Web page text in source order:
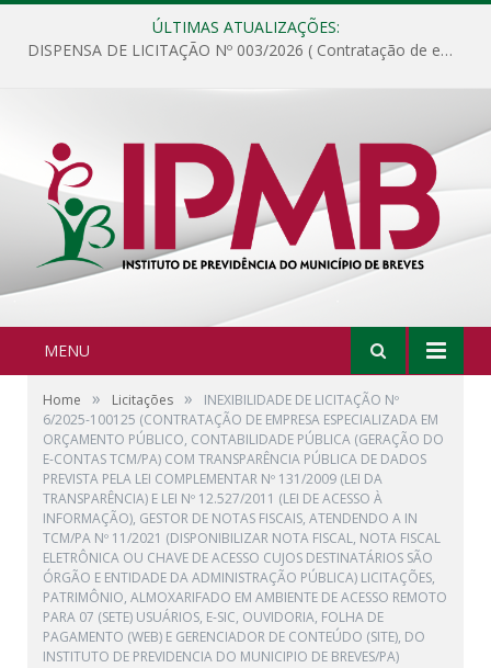
ÚLTIMAS ATUALIZAÇÕES:
DISPENSA DE LICITAÇÃO Nº 003/2026 ( Contratação de empresa para fornecimento de gêneros alimentícios não perecíveis, materiais de expediente, descartáveis, copa e cozinha, para análise e posterior publicação.)
MENU
Home » Licitações »
INEXIBILIDADE DE LICITAÇÃO Nº
6/2025-100125 (CONTRATAÇÃO DE EMPRESA ESPECIALIZADA EM
ORÇAMENTO PÚBLICO, CONTABILIDADE PÚBLICA (GERAÇÃO DO
E-CONTAS TCM/PA) COM TRANSPARÊNCIA PÚBLICA DE DADOS
PREVISTA PELA LEI COMPLEMENTAR Nº 131/2009 (LEI DA
TRANSPARÊNCIA) E LEI Nº 12.527/2011 (LEI DE ACESSO À
INFORMAÇÃO), GESTOR DE NOTAS FISCAIS, ATENDENDO A IN
TCM/PA Nº 11/2021 (DISPONIBILIZAR NOTA FISCAL, NOTA FISCAL
ELETRÔNICA OU CHAVE DE ACESSO CUJOS DESTINATÁRIOS SÃO
ÓRGÃO E ENTIDADE DA ADMINISTRAÇÃO PÚBLICA) LICITAÇÕES,
PATRIMÔNIO, ALMOXARIFADO EM AMBIENTE DE ACESSO REMOTO
PARA 07 (SETE) USUÁRIOS, E-SIC, OUVIDORIA, FOLHA DE
PAGAMENTO (WEB) E GERENCIADOR DE CONTEÚDO (SITE), DO
INSTITUTO DE PREVIDENCIA DO MUNICIPIO DE BREVES/PA)